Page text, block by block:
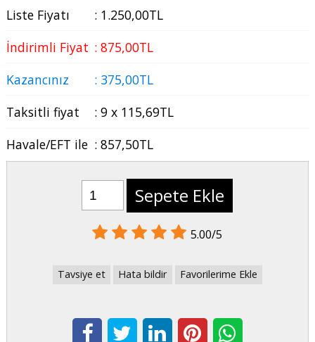
Liste Fiyatı : 1.250,00TL
İndirimli Fiyat : 875,00TL
Kazancınız
: 375,00TL
Taksitli fiyat
: 9 x 115,69TL
Havale/EFT ile : 857,50TL
Sepete Ekle
5.00/5
Tavsiye et Hata bildir Favorilerime Ekle